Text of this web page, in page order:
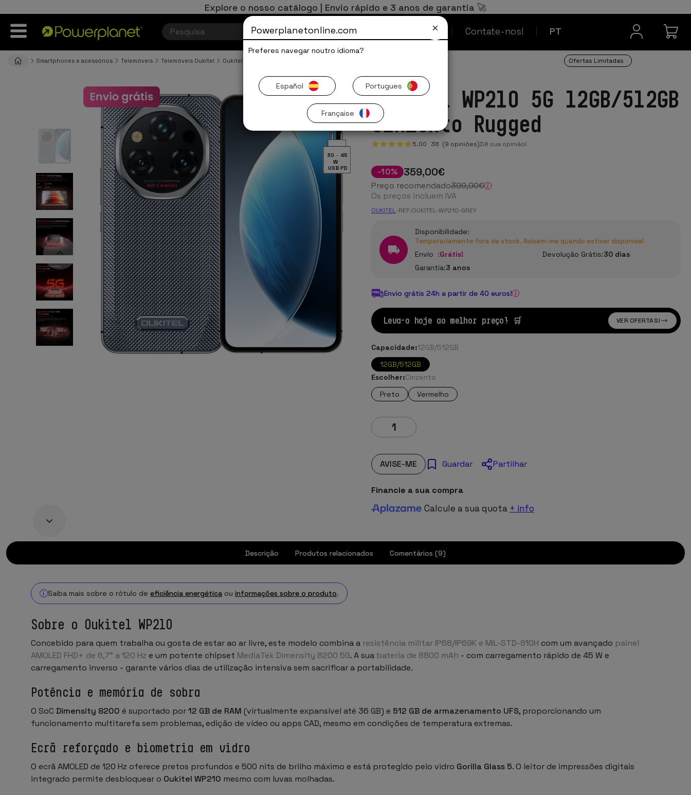
Explore o nosso catálogo | Envio rápido e 3 anos de garantia 🚀
PT
Ofertas Limitadas Contate-nos!
Contacto
Smartphones e acessórios Telemóveis Telemóveis Oukitel Oukitel WP Ofertas Limitadas
30 - 45
W
USB PD
Oukitel WP210 5G 12GB/512GB
Cinzento Rugged
5.00 38 (9 opiniões)Dê sua opinião!
-10% 359,00€
Preço recomendado399,00€
Os preços incluem IVA
OUKITEL-REF:OUKITEL-WP210-GREY
Disponibilidade:
Temporariamente fora de stock. Avisem-me quando estiver disponível
Envío :Grátis! Devolução Grátis:30 dias
Garantia:3 anos
Envio grátis 24h a partir de 40 euros!
Leva-o hoje ao melhor preço! 🛒 VER OFERTAS!
Capacidade:12GB/512GB
12GB/512GB
Escolher:Cinzento
Preto
Vermelho
AVISE-ME Guardar Partilhar
Financie a sua compra
Calcule a sua quota + info
Descrição Produtos relacionados Comentários (9)
Saiba mais sobre o rótulo de eficiência energética ou informações sobre o produto.
Sobre o Oukitel WP210
Concebido para quem trabalha ou gosta de estar ao ar livre, este modelo combina a resistência militar IP68/IP69K e MIL-STD-810H com um avançado painel
AMOLED FHD+ de 6,7" a 120 Hz e um potente chipset MediaTek Dimensity 8200 5G. A sua bateria de 8800 mAh - com carregamento rápido de 45 W e
carregamento inverso - garante vários dias de utilização intensiva sem sacrificar a portabilidade.
Potência e memória de sobra
O SoC Dimensity 8200 é suportado por12 GB de RAM (virtualmente expansível até 36 GB) e 512 GB de armazenamento UFS, proporcionando um
funcionamento multitarefa sem problemas, edição de vídeo ou apps CAD, mesmo em condições de temperatura extremas.
Ecrã reforçado e biometria em vidro
O ecrã AMOLED de 120 Hz oferece pretos profundos e 500 nits de brilho máximo e está protegido pelo vidro Gorilla Glass 5. O leitor de impressões digitais
integrado permite desbloquear o Oukitel WP210 mesmo com luvas molhadas.
Powerplanetonline.com
Preferes navegar noutro idioma?
Español Portugues
Française